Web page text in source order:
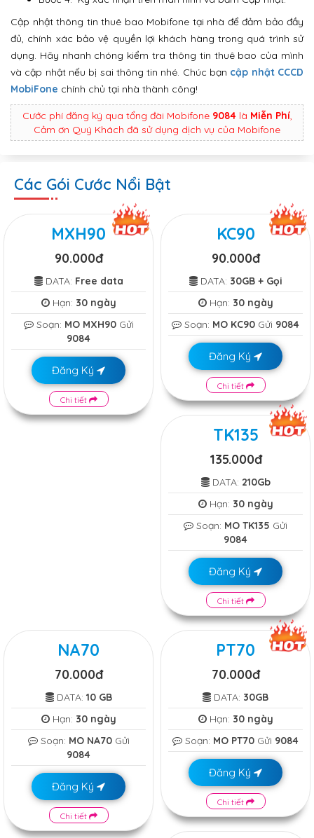
Cập nhật thông tin thuê bao Mobifone tại nhà để đảm bảo đầy
đủ, chính xác bảo vệ quyền lợi khách hàng trong quá trình sử
dụng. Hãy nhanh chóng kiểm tra thông tin thuê bao của mình
và cập nhật nếu bị sai thông tin nhé. Chúc bạn cập nhật CCCD
MobiFone chính chủ tại nhà thành công!
Cước phí đăng ký qua tổng đài Mobifone 9084là Miễn Phí,
Cảm ơn Quý Khách đã sử dụng dịch vụ của Mobifone
Các Gói Cước Nổi Bật
MXH90
90.000đ
DATA: Free data
Hạn: 30 ngày
Soạn: MO MXH90Gửi
9084
Đăng Ký
Chi tiết
KC90
90.000đ
DATA: 30GB + Gọi
Hạn: 30 ngày
Soạn: MO KC90 Gửi 9084
Đăng Ký
Chi tiết
TK135
135.000đ
DATA: 210Gb
Hạn: 30 ngày
Soạn: MO TK135 Gửi
9084
Đăng Ký
Chi tiết
NA70
70.000đ
DATA: 10 GB
Hạn: 30 ngày
Soạn: MO NA70Gửi
9084
Đăng Ký
Chi tiết
PT70
70.000đ
DATA: 30GB
Hạn: 30 ngày
Soạn: MO PT70 Gửi 9084
Đăng Ký
Chi tiết